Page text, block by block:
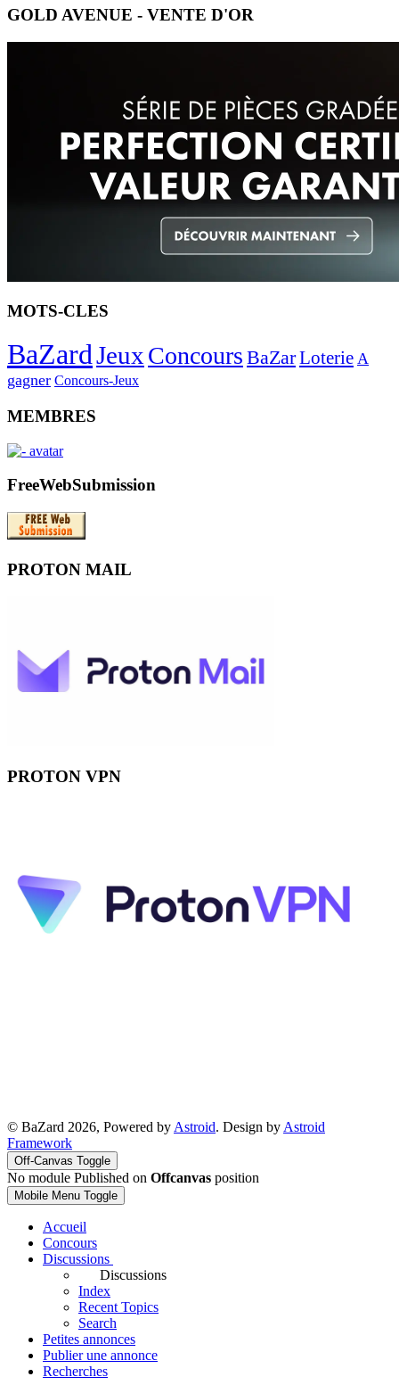
GOLD AVENUE - VENTE D'OR
MOTS-CLES
BaZardJeuxConcours BaZarLoterie A
gagner Concours-Jeux
MEMBRES
FreeWebSubmission
PROTON MAIL
PROTON VPN
© BaZard 2026, Powered by Astroid. Design by Astroid
Framework
Off-Canvas Toggle
No module Published on Offcanvas position
Mobile Menu Toggle
Accueil
Concours
Discussions
Discussions
Index
Recent Topics
Search
Petites annonces
Publier une annonce
Recherches